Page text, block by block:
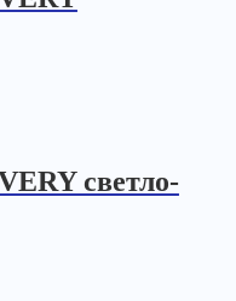
светло-